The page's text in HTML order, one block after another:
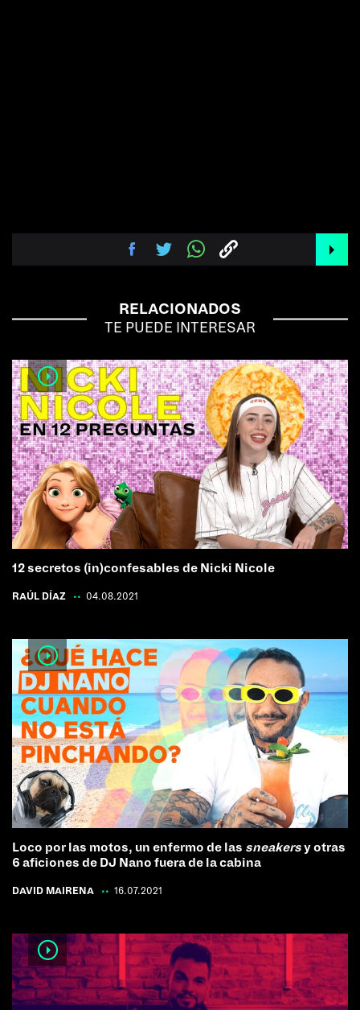
RELACIONADOS
TE PUEDE INTERESAR
12 secretos (in)confesables de Nicki Nicole
RAÚL DÍAZ 04.08.2021
Loco por las motos, un enfermo de las sneakersy otras
6 aficiones de DJ Nano fuera de la cabina
DAVID MAIRENA 16.07.2021